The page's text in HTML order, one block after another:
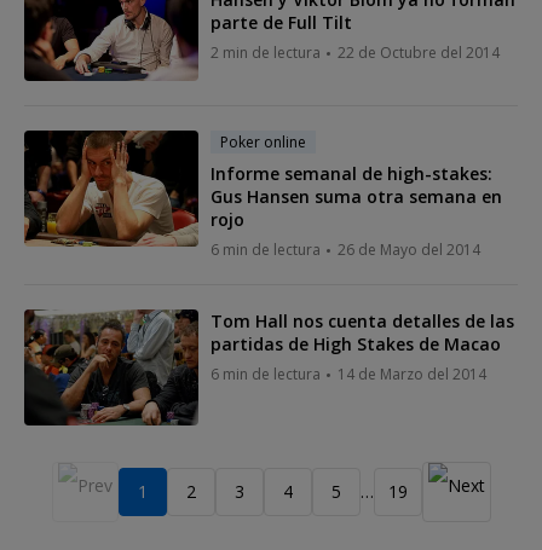
parte de Full Tilt
2 min de lectura 22 de Octubre del 2014
Poker online
Informe semanal de high-stakes:
Gus Hansen suma otra semana en
rojo
6 min de lectura 26 de Mayo del 2014
Tom Hall nos cuenta detalles de las
partidas de High Stakes de Macao
6 min de lectura 14 de Marzo del 2014
1 2 3 4 5 … 19